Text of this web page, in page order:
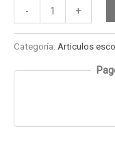
- +
Categoría: Articulos